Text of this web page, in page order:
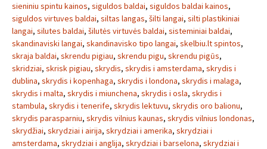
sieniniu spintu kainos, siguldos baldai, siguldos baldai kainos,
siguldos virtuves baldai, siltas langas, šilti langai, silti plastikiniai
langai, silutes baldai, šilutės virtuvės baldai, sisteminiai baldai,
skandinaviski langai, skandinavisko tipo langai, skelbiu.lt spintos,
skraja baldai, skrendu pigiau, skrendu pigu, skrendu pigūs,
skridziai, skrisk pigiau, skrydis, skrydis i amsterdama, skrydis i
dublina, skrydis i kopenhaga, skrydis i londona, skrydis i malaga,
skrydis i malta, skrydis i miunchena, skrydis i osla, skrydis i
stambula, skrydis i tenerife, skrydis lektuvu, skrydis oro balionu,
skrydis parasparniu, skrydis vilnius kaunas, skrydis vilnius londonas,
skrydžiai, skrydziai i airija, skrydziai i amerika, skrydziai i
amsterdama, skrydziai i anglija, skrydziai i barselona, skrydziai i